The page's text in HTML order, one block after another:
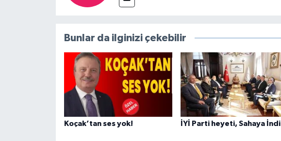
Bunlar da ilginizi çekebilir
Koçak’tan ses yok! İYİ Parti heyeti, Sahaya İndi